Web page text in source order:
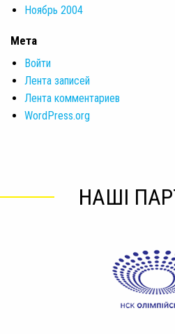
Ноябрь 2004
Мета
Войти
Лента записей
Лента комментариев
WordPress.org
НАШІ